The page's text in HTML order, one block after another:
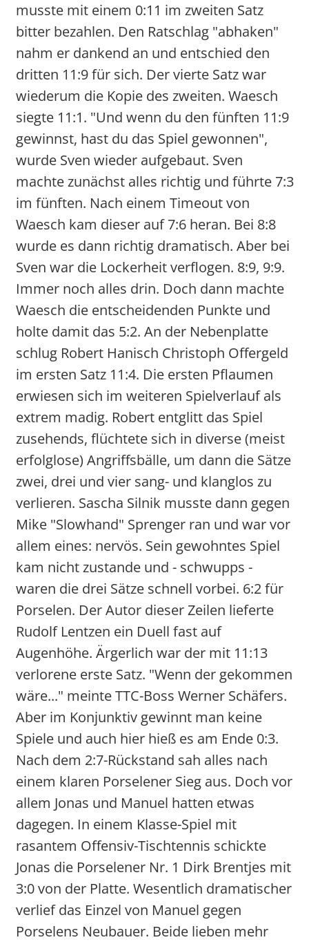
musste mit einem 0:11 im zweiten Satz
bitter bezahlen. Den Ratschlag "abhaken"
nahm er dankend an und entschied den
dritten 11:9 für sich. Der vierte Satz war
wiederum die Kopie des zweiten. Waesch
siegte 11:1. "Und wenn du den fünften 11:9
gewinnst, hast du das Spiel gewonnen",
wurde Sven wieder aufgebaut. Sven
machte zunächst alles richtig und führte 7:3
im fünften. Nach einem Timeout von
Waesch kam dieser auf 7:6 heran. Bei 8:8
wurde es dann richtig dramatisch. Aber bei
Sven war die Lockerheit verflogen. 8:9, 9:9.
Immer noch alles drin. Doch dann machte
Waesch die entscheidenden Punkte und
holte damit das 5:2. An der Nebenplatte
schlug Robert Hanisch Christoph Offergeld
im ersten Satz 11:4. Die ersten Pflaumen
erwiesen sich im weiteren Spielverlauf als
extrem madig. Robert entglitt das Spiel
zusehends, flüchtete sich in diverse (meist
erfolglose) Angriffsbälle, um dann die Sätze
zwei, drei und vier sang- und klanglos zu
verlieren. Sascha Silnik musste dann gegen
Mike "Slowhand" Sprenger ran und war vor
allem eines: nervös. Sein gewohntes Spiel
kam nicht zustande und - schwupps -
waren die drei Sätze schnell vorbei. 6:2 für
Porselen. Der Autor dieser Zeilen lieferte
Rudolf Lentzen ein Duell fast auf
Augenhöhe. Ärgerlich war der mit 11:13
verlorene erste Satz. "Wenn der gekommen
wäre..." meinte TTC-Boss Werner Schäfers.
Aber im Konjunktiv gewinnt man keine
Spiele und auch hier hieß es am Ende 0:3.
Nach dem 2:7-Rückstand sah alles nach
einem klaren Porselener Sieg aus. Doch vor
allem Jonas und Manuel hatten etwas
dagegen. In einem Klasse-Spiel mit
rasantem Offensiv-Tischtennis schickte
Jonas die Porselener Nr. 1 Dirk Brentjes mit
3:0 von der Platte. Wesentlich dramatischer
verlief das Einzel von Manuel gegen
Porselens Neubauer. Beide lieben mehr